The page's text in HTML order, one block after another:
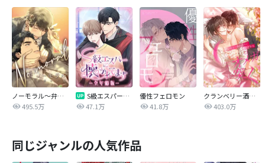
ノーモラル～弁護士の掟～
495.5万
S級エスパーに懐かれてます【全年齢版】
47.1万
優性フェロモン
41.8万
クランベリー酒の芳りに惑わされる御曹司はオメガに突く
403.0万
同じジャンルの人気作品